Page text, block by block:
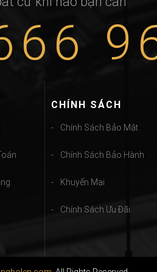
CHÍNH SÁCH
Chính Sách Bảo Mật
Chính Sách Bảo Hành
Khuyến Mại
Chính Sách Ưu Đãi